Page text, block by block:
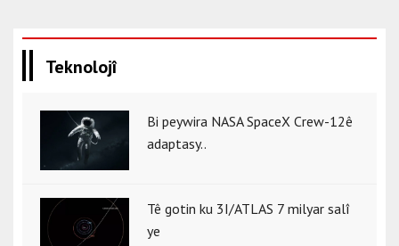
Teknolojî
Bi peywira NASA SpaceX Crew-12ê
adaptasy..
Tê gotin ku 3I/ATLAS 7 milyar salî
ye